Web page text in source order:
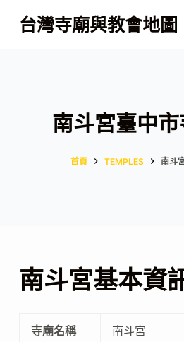
跳
至
台灣寺廟與教會地圖
南斗宮臺中
首頁 TEMPLES 南斗
南斗宮基本資
寺廟名稱 南斗宮